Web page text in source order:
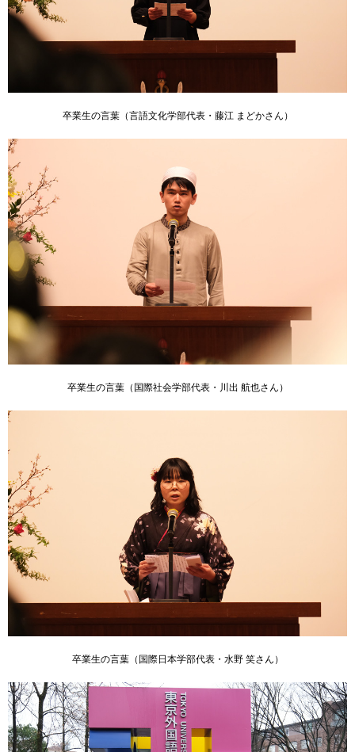
卒業生の言葉（言語文化学部代表・藤江 まどかさん）
卒業生の言葉（国際社会学部代表・川出 航也さん）
卒業生の言葉（国際日本学部代表・水野 笑さん）